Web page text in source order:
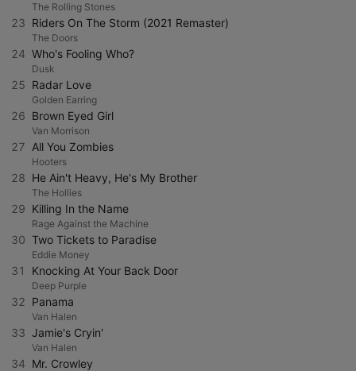
The Rolling Stones
23 Riders On The Storm (2021 Remaster)
The Doors
24 Who's Fooling Who?
Dusk
25 Radar Love
Golden Earring
26 Brown Eyed Girl
Van Morrison
27 All You Zombies
Hooters
28 He Ain't Heavy, He's My Brother
The Hollies
29 Killing In the Name
Rage Against the Machine
30 Two Tickets to Paradise
Eddie Money
31 Knocking At Your Back Door
Deep Purple
32 Panama
Van Halen
33 Jamie's Cryin'
Van Halen
34 Mr. Crowley